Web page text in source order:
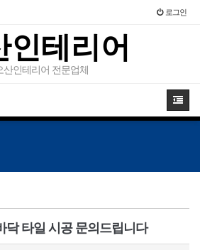
로그인
인테리어
산인테리어 전문업체
닥 타일 시공 문의드립니다